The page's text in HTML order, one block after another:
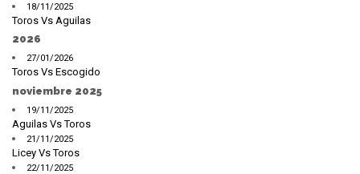
18/11/2025
Toros Vs Aguilas
2026
27/01/2026
Toros Vs Escogido
noviembre 2025
19/11/2025
Aguilas Vs Toros
21/11/2025
Licey Vs Toros
22/11/2025